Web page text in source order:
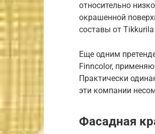
относительно
окрашенной
составы от
Еще одним
Finncolor,
Практически
эти компании
Фасадная